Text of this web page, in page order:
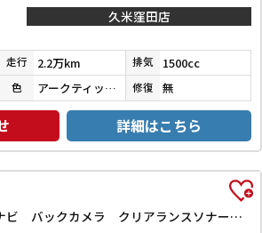
久米窪田店
走行 2.2万km 排気 1500cc
色 アークティックホワイト 修復 無
詳細はこちら
Sスタイルブラック ナビ バックカメラ クリアランスソナー レーンアシスト 衝突被害軽減システム アルミホイール オートマチックハイビーム スマートキー 電動格納ミラー CVT 衝突安全ボディ ABS